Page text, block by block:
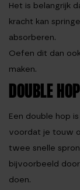
Het is belangrijk
kracht kan
absorberen.
Oefen dit dan
maken.
DOUBLE HOP
Een double hop
voordat je touw
twee snelle
bijvoorbeeld
doen.